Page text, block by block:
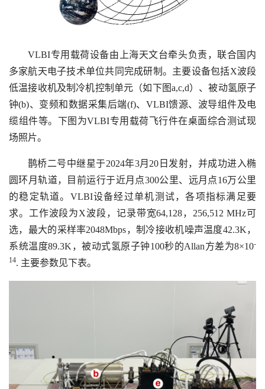
VLBI专用载荷设备由上海天文台牵头负责，联合国内
多家航天电子技术单位共同完成研制。主要设备包括X波段
低温接收机及制冷机控制单元（如下图a,c,d）、被动氢原子
钟(b)、变频和数据采集后端(f)、VLBI馈源、波导组件及电
缆组件等。下图为VLBI专用载荷飞行件在桌面综合测试现
场照片。
鹊桥二号中继星于2024年3月20日发射，并成功进入椭
圆环月轨道，目前运行于近月点300公里、远月点16万公里
的稳定轨道。VLBI设备经过单机测试，各项指标满足要
求。工作波段为X波段，记录带宽64,128，256,512 MHz可
选，最大的采样率2048Mbps，制冷接收机噪声温度42.3K，
系统温度89.3K，被动式氢原子钟100秒的Allan方差为8×10-
14. 主要参数见下表。